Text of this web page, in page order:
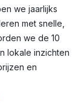
we jaarlijks
met snelle,
we de 10
lokale inzichten
en